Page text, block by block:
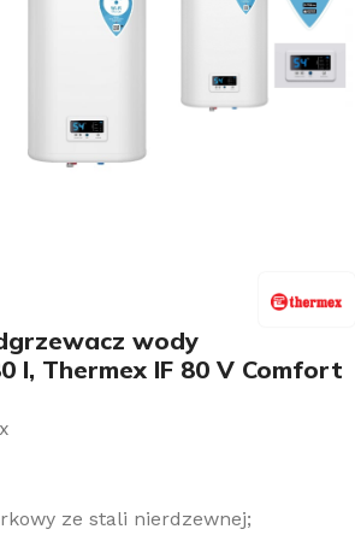
wody
l, Thermex IF 80 V Comfort
ze stali nierdzewnej;